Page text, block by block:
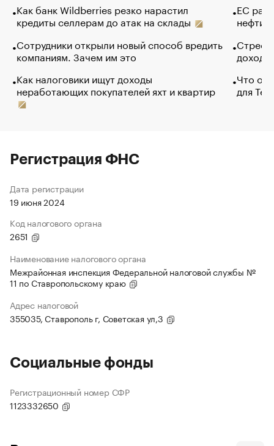
Как банк Wildberries резко нарастил
кредиты селлерам до атак на склады
Сотрудники открыли новый способ вредить
компаниям. Зачем им это
Как налоговики ищут доходы
неработающих покупателей яхт и квартир
ЕС
нефти
Что
для
Регистрация ФНС
Дата регистрации
19 июня 2024
Код налогового органа
2651
Наименование налогового органа
Межрайонная инспекция Федеральной налоговой службы №
11 по Ставропольскому краю
Адрес налоговой
355035, Ставрополь г, Советская ул,3
Социальные фонды
Регистрационный номер СФР
1123332650